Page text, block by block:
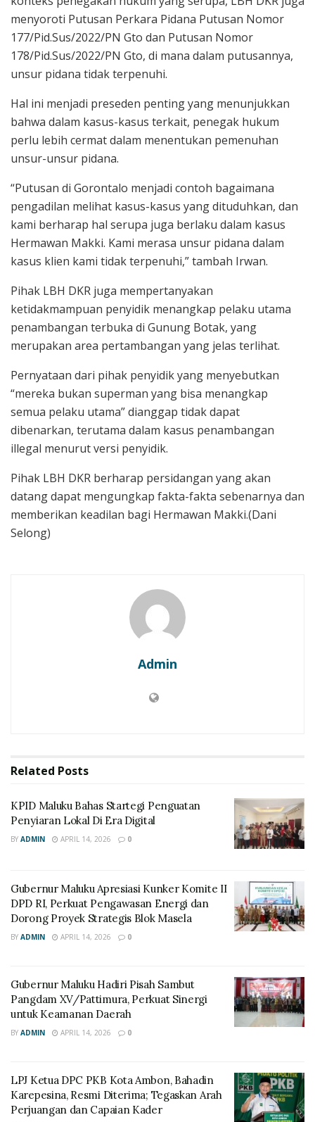
menyoroti Putusan Perkara Pidana Putusan Nomor
177/Pid.Sus/2022/PN Gto dan Putusan Nomor
178/Pid.Sus/2022/PN Gto, di mana dalam putusannya,
unsur pidana tidak terpenuhi.
Hal ini menjadi preseden penting yang menunjukkan
bahwa dalam kasus-kasus terkait, penegak hukum
perlu lebih cermat dalam menentukan pemenuhan
unsur-unsur pidana.
“Putusan di Gorontalo menjadi contoh bagaimana
pengadilan melihat kasus-kasus yang dituduhkan, dan
kami berharap hal serupa juga berlaku dalam kasus
Hermawan Makki. Kami merasa unsur pidana dalam
kasus klien kami tidak terpenuhi,” tambah Irwan.
Pihak LBH DKR juga mempertanyakan
ketidakmampuan penyidik menangkap pelaku utama
penambangan terbuka di Gunung Botak, yang
merupakan area pertambangan yang jelas terlihat.
Pernyataan dari pihak penyidik yang menyebutkan
“mereka bukan superman yang bisa menangkap
semua pelaku utama” dianggap tidak dapat
dibenarkan, terutama dalam kasus penambangan
illegal menurut versi penyidik.
Pihak LBH DKR berharap persidangan yang akan
datang dapat mengungkap fakta-fakta sebenarnya dan
memberikan keadilan bagi Hermawan Makki.(Dani
Selong)
Admin
Related Posts
KPID Maluku Bahas Startegi Penguatan
Penyiaran Lokal Di Era Digital
BY ADMIN APRIL 14, 2026 0
Gubernur Maluku Apresiasi Kunker Komite II
DPD RI, Perkuat Pengawasan Energi dan
Dorong Proyek Strategis Blok Masela
BY ADMIN APRIL 14, 2026 0
Gubernur Maluku Hadiri Pisah Sambut
Pangdam XV/Pattimura, Perkuat Sinergi
untuk Keamanan Daerah
BY ADMIN APRIL 14, 2026 0
LPJ Ketua DPC PKB Kota Ambon, Bahadin
Karepesina, Resmi Diterima; Tegaskan Arah
Perjuangan dan Capaian Kader